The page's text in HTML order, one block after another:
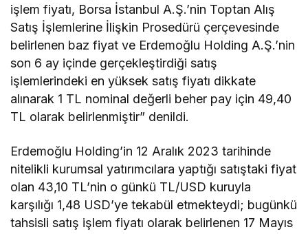
işlem fiyatı, Borsa İstanbul A.Ş.’nin Toptan Alış
Satış İşlemlerine İlişkin Prosedürü çerçevesinde
belirlenen baz fiyat ve Erdemoğlu Holding A.Ş.’nin
son 6 ay içinde gerçekleştirdiği satış
işlemlerindeki en yüksek satış fiyatı dikkate
alınarak 1 TL nominal değerli beher pay için 49,40
TL olarak belirlenmiştir” denildi.
Erdemoğlu Holding’in 12 Aralık 2023 tarihinde
nitelikli kurumsal yatırımcılara yaptığı satıştaki fiyat
olan 43,10 TL’nin o günkü TL/USD kuruyla
karşılığı 1,48 USD’ye tekabül etmekteydi; bugünkü
tahsisli satış işlem fiyatı olarak belirlenen 17 Mayıs